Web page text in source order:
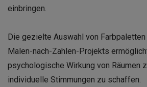
einbringen.
Die gezielte Auswahl von
Malen-nach-Zahlen-Projekts
psychologische Wirkung von Räumen
individuelle Stimmungen zu schaffen.